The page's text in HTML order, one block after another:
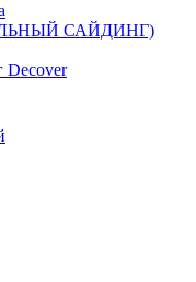
САЙДИНГ)
Decover